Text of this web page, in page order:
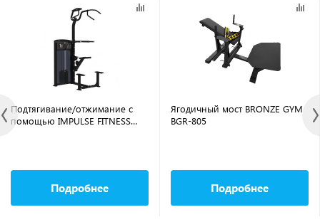
Подтягивание/отжимание с
помощью IMPULSE FITNESS
Подробнее
Ягодичный мост BRONZE GYM
BGR-805
Подробнее